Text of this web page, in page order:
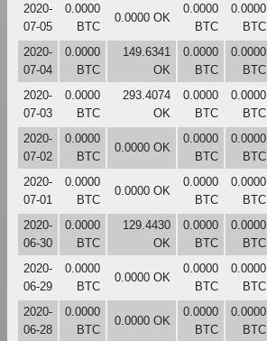
2020-
07-05
0.0000
BTC
0.0000 OK
0.0000
BTC
0.0000
BTC
2020-
07-04
0.0000
BTC
149.6341
OK
0.0000
BTC
0.0000
BTC
2020-
07-03
0.0000
BTC
293.4074
OK
0.0000
BTC
0.0000
BTC
2020-
07-02
0.0000
BTC
0.0000 OK
0.0000
BTC
0.0000
BTC
2020-
07-01
0.0000
BTC
0.0000 OK
0.0000
BTC
0.0000
BTC
2020-
06-30
0.0000
BTC
129.4430
OK
0.0000
BTC
0.0000
BTC
2020-
06-29
0.0000
BTC
0.0000 OK
0.0000
BTC
0.0000
BTC
2020-
06-28
0.0000
BTC
0.0000 OK
0.0000
BTC
0.0000
BTC